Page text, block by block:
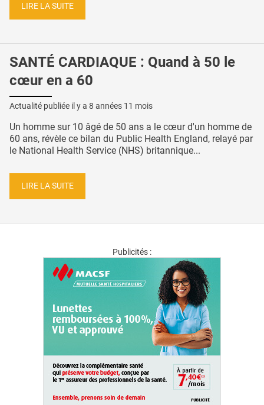
LIRE LA SUITE
SANTÉ CARDIAQUE : Quand à 50 le
cœur en a 60
Actualité publiée il y a 8 années 11 mois
Un homme sur 10 âgé de 50 ans a le cœur d'un homme de
60 ans, révèle ce bilan du Public Health England, relayé par
le National Health Service (NHS) britannique...
LIRE LA SUITE
Publicités :